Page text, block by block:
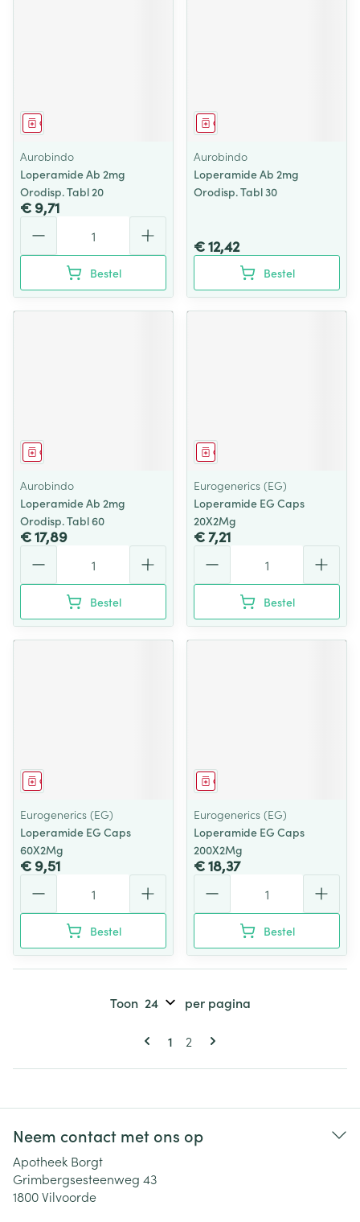
Geneesmiddel
Aurobindo
Loperamide Ab 2mg
Orodisp. Tabl 20
€ 9,71
Bestel
Geneesmiddel
Aurobindo
Loperamide Ab 2mg
Orodisp. Tabl 30
€ 12,42
Bestel
Geneesmiddel
Aurobindo
Loperamide Ab 2mg
Orodisp. Tabl 60
€ 17,89
Bestel
Geneesmiddel
Eurogenerics (EG)
Loperamide EG Caps
20X2Mg
€ 7,21
Bestel
Geneesmiddel
Eurogenerics (EG)
Loperamide EG Caps
60X2Mg
€ 9,51
Bestel
Geneesmiddel
Eurogenerics (EG)
Loperamide EG Caps
200X2Mg
€ 18,37
Bestel
Pagina's
U lees momenteel pagina
1 Pagina
2
Toon per pagina
Neem contact met ons op
Apotheek Borgt
Grimbergsesteenweg 43
1800Vilvoorde